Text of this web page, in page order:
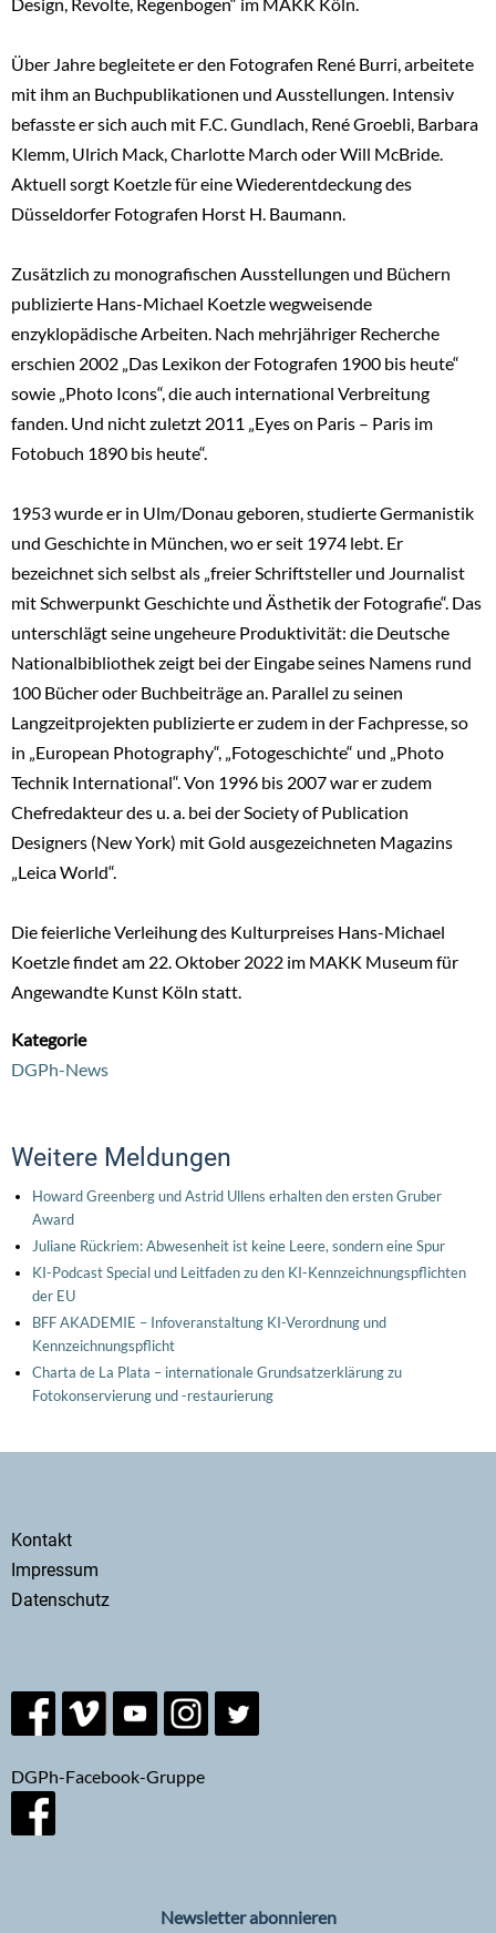
Über Jahre begleitete er den Fotografen René Burri, arbeitete
mit ihm an Buchpublikationen und Ausstellungen. Intensiv
befasste er sich auch mit F.C. Gundlach, René Groebli, Barbara
Klemm, Ulrich Mack, Charlotte March oder Will McBride.
Aktuell sorgt Koetzle für eine Wiederentdeckung des
Düsseldorfer Fotografen Horst H. Baumann.
Zusätzlich zu monografischen Ausstellungen und Büchern
publizierte Hans-Michael Koetzle wegweisende
enzyklopädische Arbeiten. Nach mehrjähriger Recherche
erschien 2002 „Das Lexikon der Fotografen 1900 bis heute“
sowie „Photo Icons“, die auch international Verbreitung
fanden. Und nicht zuletzt 2011 „Eyes on Paris – Paris im
Fotobuch 1890 bis heute“.
1953 wurde er in Ulm/Donau geboren, studierte Germanistik
und Geschichte in München, wo er seit 1974 lebt. Er
bezeichnet sich selbst als „freier Schriftsteller und Journalist
mit Schwerpunkt Geschichte und Ästhetik der Fotografie“. Das
unterschlägt seine ungeheure Produktivität: die Deutsche
Nationalbibliothek zeigt bei der Eingabe seines Namens rund
100 Bücher oder Buchbeiträge an. Parallel zu seinen
Langzeitprojekten publizierte er zudem in der Fachpresse, so
in „European Photography“, „Fotogeschichte“ und „Photo
Technik International“. Von 1996 bis 2007 war er zudem
Chefredakteur des u. a. bei der Society of Publication
Designers (New York) mit Gold ausgezeichneten Magazins
„Leica World“.
Die feierliche Verleihung des Kulturpreises Hans-Michael
Koetzle findet am 22. Oktober 2022 im MAKK Museum für
Angewandte Kunst Köln statt.
Kategorie
DGPh-News
Weitere Meldungen
Howard Greenberg und Astrid Ullens erhalten den ersten Gruber
Award
Juliane Rückriem: Abwesenheit ist keine Leere, sondern eine Spur
KI-Podcast Special und Leitfaden zu den KI-Kennzeichnungspflichten
der EU
BFF AKADEMIE – Infoveranstaltung KI-Verordnung und
Kennzeichnungspflicht
Charta de La Plata – internationale Grundsatzerklärung zu
Fotokonservierung und -restaurierung
Secondary
menu
Kontakt
Impressum
Datenschutz
DGPh-Facebook-Gruppe
Newsletter abonnieren